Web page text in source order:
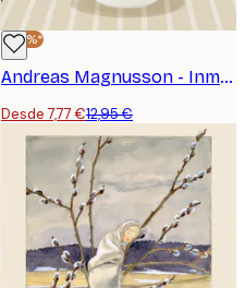
-40%*
Andreas Magnusson - Inmersión en el Café Matutino Póster
Desde 7,77 €12,95 €